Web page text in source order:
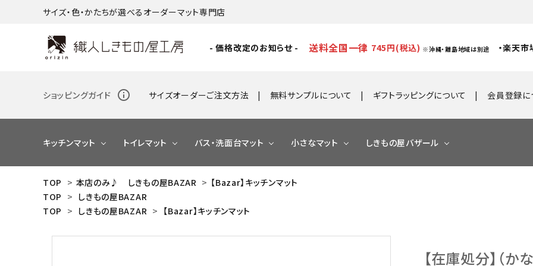
サイズ・色・かたちが選べるオーダーマット専門店
- 価格改定のお知らせ - 送料全国一律 745円(税込) ※沖縄・離島地域は別途 ・楽天市
ショッピングガイド info_outline サイズオーダーご注文方法 無料サンプルについて ギフトラッピングについて 会員登録に
キッチンマット トイレマット バス・洗面台マット 小さなマット しきもの屋バザール
TOP > 本店のみ♪ しきもの屋BAZAR > 【Bazar】キッチンマット
TOP > しきもの屋BAZAR
TOP > しきもの屋BAZAR > 【Bazar】キッチンマット
【在庫処分】（